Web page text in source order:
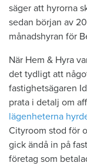
säger att hyrorna
sedan början av
månadshyran för
När Hem & Hyra
det tydligt att
fastighetsägaren
prata i detalj om
lägenheterna
Cityroom stod för
gick ändå in på
företag som